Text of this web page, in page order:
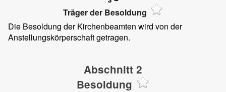
Träger der Besoldung
Die Besoldung der Kirchenbeamten wird von der
Anstellungskörperschaft getragen.
Abschnitt 2
Besoldung